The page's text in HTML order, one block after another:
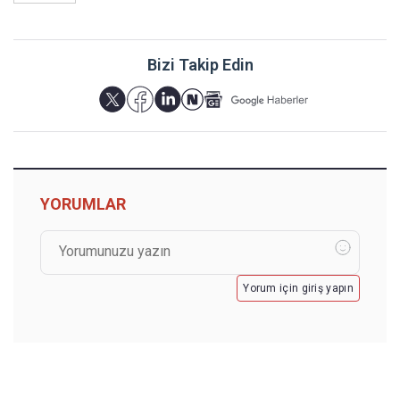
Bizi Takip Edin
YORUMLAR
Yorum için giriş yapın